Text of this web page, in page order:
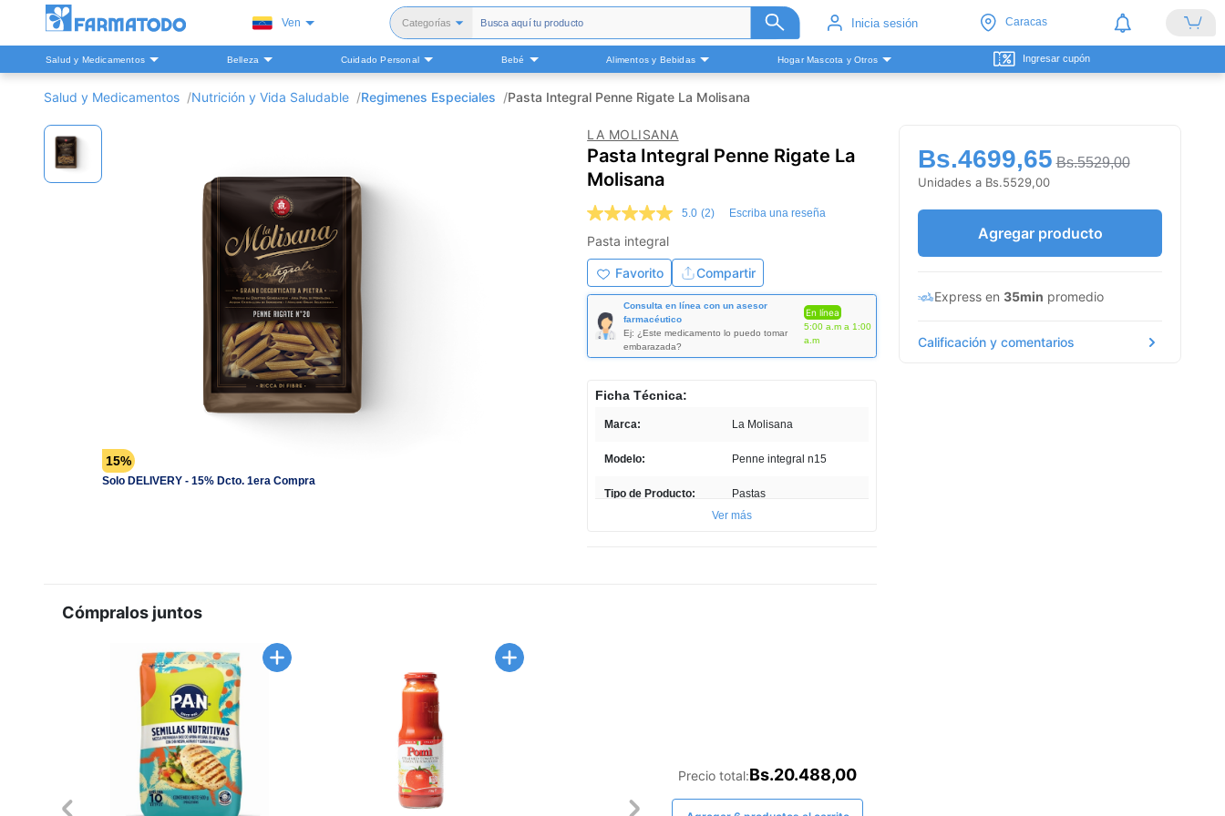
Ven Categorías
Todas
Belleza
Inicia sesión Caracas
Salud y Medicamentos Belleza Cuidado Personal Bebé Alimentos y Bebidas Hogar Mascota y Otros Ingresar cupón
Salud y Medicamentos Nutrición y Vida Saludable Regimenes Especiales Pasta Integral Penne Rigate La Molisana
15%
Solo DELIVERY - 15% Dcto. 1era Compra
LA MOLISANA
Pasta Integral Penne Rigate La
Molisana
5.0
de
5
estrellas,
valor
medio
valoración.
Read
2
en
misma
5.0 (2) Escriba una reseña
Pasta integral
Favorito Compartir
Consulta en línea con un asesor
farmacéutico
Ej: ¿Este medicamento lo puedo tomar
embarazada?
En línea
5:00 a.m a 1:00
a.m
Ficha Técnica:
Marca: La Molisana
Modelo: Penne integral n15
Tipo de Producto: Pastas
Ver más
Cómpralos juntos
Precio total:Bs.20.488,00
Bs.4699,65 Bs.5529,00
Unidades a Bs.5529,00
Agregar producto
Express en 35min promedio
Calificación y comentarios